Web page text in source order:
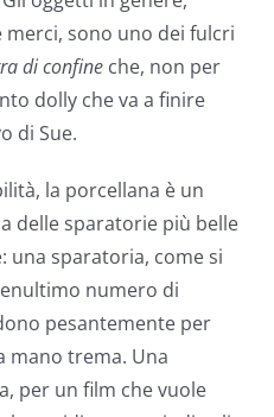
sono uno dei fulcri
di confine che, non per
dolly che va a finire
di Sue.
la porcellana è un
delle sparatorie più belle
una sparatoria, come si
numero di
pesantemente per
mano trema. Una
per un film che vuole